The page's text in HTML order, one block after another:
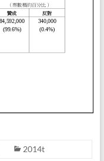
2014t